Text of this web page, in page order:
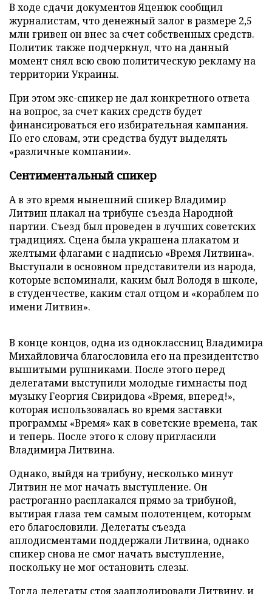
В ходе сдачи документов Яценюк сообщил
журналистам, что денежный залог в размере 2,5
млн гривен он внес за счет собственных средств.
Политик также подчеркнул, что на данный
момент снял всю свою политическую рекламу на
территории Украины.
При этом экс-спикер не дал конкретного ответа
на вопрос, за счет каких средств будет
финансироваться его избирательная кампания.
По его словам, эти средства будут выделять
«различные компании».
Сентиментальный спикер
А в это время нынешний спикер Владимир
Литвин плакал на трибуне съезда Народной
партии. Съезд был проведен в лучших советских
традициях. Сцена была украшена плакатом и
желтыми флагами с надписью «Время Литвина».
Выступали в основном представители из народа,
которые вспоминали, каким был Володя в школе,
в студенчестве, каким стал отцом и «кораблем по
имени Литвин».
В конце концов, одна из одноклассниц Владимира
Михайловича благословила его на президентство
вышитыми рушниками. После этого перед
делегатами выступили молодые гимнасты под
музыку Георгия Свиридова «Время, вперед!»,
которая использовалась во время заставки
программы «Время» как в советские времена, так
и теперь. После этого к слову пригласили
Владимира Литвина.
Однако, выйдя на трибуну, несколько минут
Литвин не мог начать выступление. Он
растроганно расплакался прямо за трибуной,
вытирая глаза тем самым полотенцем, которым
его благословили. Делегаты съезда
аплодисментами поддержали Литвина, однако
спикер снова не смог начать выступление,
поскольку не мог остановить слезы.
Тогда делегаты стоя зааплодировали Литвину, и